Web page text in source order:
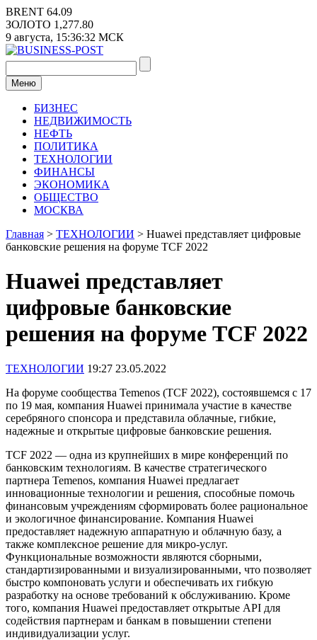
Перейти
к
содержимому
BRENT 64.09
ЗОЛОТО 1,277.80
9 августа, 15:36:32 МСК
Меню
БИЗНЕС
НЕДВИЖИМОСТЬ
НЕФТЬ
ПОЛИТИКА
ТЕХНОЛОГИИ
ФИНАНСЫ
ЭКОНОМИКА
ОБЩЕСТВО
МОСКВА
Главная > ТЕХНОЛОГИИ > Huawei представляет цифровые
банковские решения на форуме TCF 2022
Huawei представляет
цифровые банковские
решения на форуме TCF 2022
ТЕХНОЛОГИИ 19:27 23.05.2022
На форуме сообщества Temenos (TCF 2022), состоявшемся с 17
по 19 мая, компания Huawei принимала участие в качестве
серебряного спонсора и представила облачные, гибкие,
надежные и открытые цифровые банковские решения.
TCF 2022 — одна из крупнейших в мире конференций по
банковским технологиям. В качестве стратегического
партнера Temenos, компания Huawei предлагает
инновационные технологии и решения, способные помочь
финансовым учреждениям сформировать более рациональное
и экологичное финансирование. Компания Huawei
предоставляет надежную аппаратную и облачную базу, а
также комплексное решение для микро-услуг.
Функциональные возможности являются сборными,
стандартизированными и визуализированными, что позволяет
быстро компоновать услуги и обеспечивать их гибкую
разработку на основе требований к обслуживанию. Кроме
того, компания Huawei предоставляет открытые API для
содействия партнерам и банкам в повышении степени
индивидуализации услуг.